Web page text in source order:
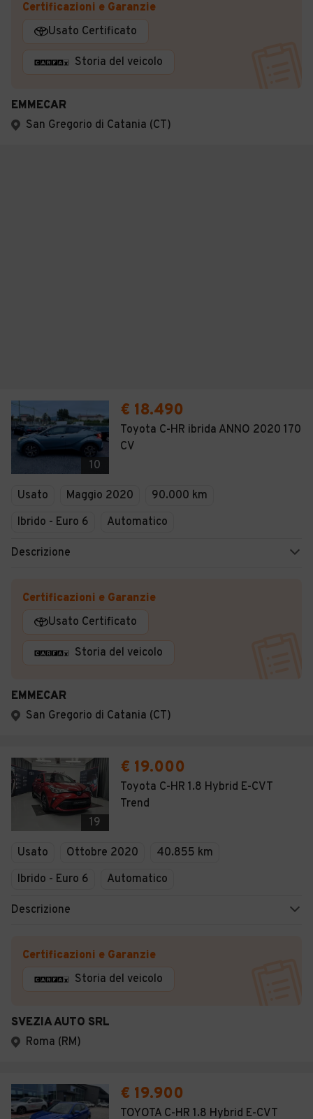
Certificazioni e Garanzie
Usato Certificato
Storia del veicolo
EMMECAR
San Gregorio di Catania (CT)
10
€ 18.490
Toyota C-HR ibrida ANNO 2020 170
CV
Usato Maggio 2020
90.000 km
Ibrido - Euro 6
Automatico
Descrizione
Certificazioni e Garanzie
Usato Certificato
Storia del veicolo
EMMECAR
San Gregorio di Catania (CT)
19
€ 19.000
Toyota C-HR 1.8 Hybrid E-CVT
Trend
Usato Ottobre 2020
40.855 km
Ibrido - Euro 6
Automatico
Descrizione
Certificazioni e Garanzie
Storia del veicolo
SVEZIA AUTO SRL
Roma (RM)
€ 19.900
TOYOTA C-HR 1.8 Hybrid E-CVT